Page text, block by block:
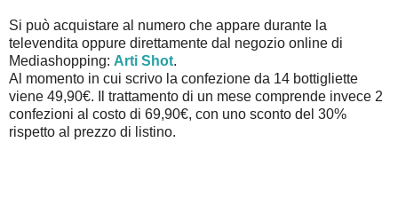
Si può acquistare al numero che appare durante la
televendita oppure direttamente dal negozio online di
Mediashopping: Arti Shot.
Al momento in cui scrivo la confezione da 14 bottigliette
viene 49,90€. Il trattamento di un mese comprende invece 2
confezioni al costo di 69,90€, con uno sconto del 30%
rispetto al prezzo di listino.